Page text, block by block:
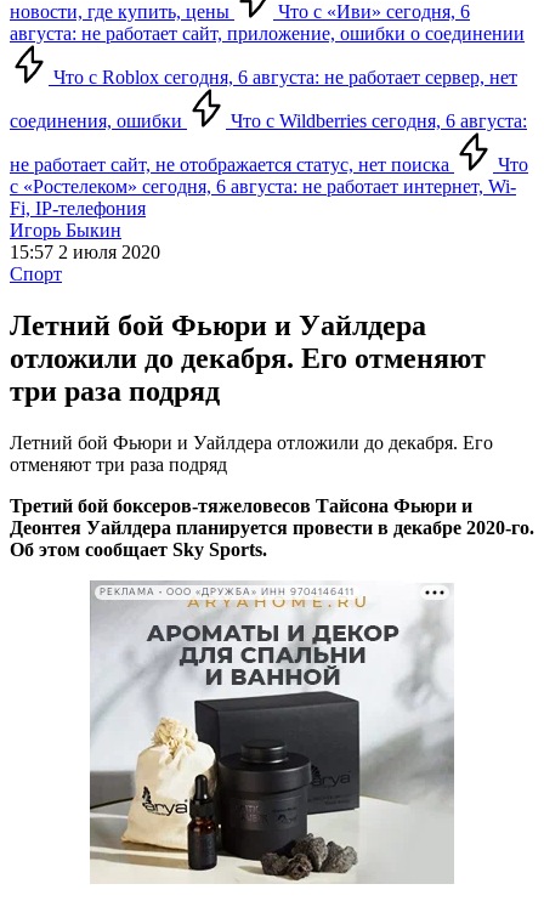
новости, где купить, цены
Что с «Иви» сегодня, 6
августа: не работает сайт, приложение, ошибки о соединении
Что с Roblox сегодня, 6 августа: не работает сервер, нет
соединения, ошибки Что с Wildberries сегодня, 6 августа:
не работает сайт, не отображается статус, нет поиска
Что
с «Ростелеком» сегодня, 6 августа: не работает интернет, Wi-
Fi, IP-телефония
Игорь Быкин
15:57 2 июля 2020
Спорт
Летний бой Фьюри и Уайлдера
отложили до декабря. Его отменяют
три раза подряд
Летний бой Фьюри и Уайлдера отложили до декабря. Его
отменяют три раза подряд
Третий бой боксеров-тяжеловесов Тайсона Фьюри и
Деонтея Уайлдера планируется провести в декабре 2020-го.
Об этом сообщает Sky Sports.
РЕКЛАМА • ООО «ДРУЖБА» ИНН 9704146411